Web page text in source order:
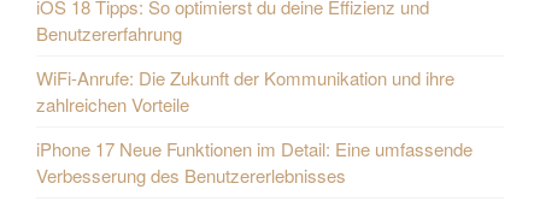
iOS 18 Tipps: So optimierst du deine Effizienz und
Benutzererfahrung
WiFi-Anrufe: Die Zukunft der Kommunikation und ihre
zahlreichen Vorteile
iPhone 17 Neue Funktionen im Detail: Eine umfassende
Verbesserung des Benutzererlebnisses